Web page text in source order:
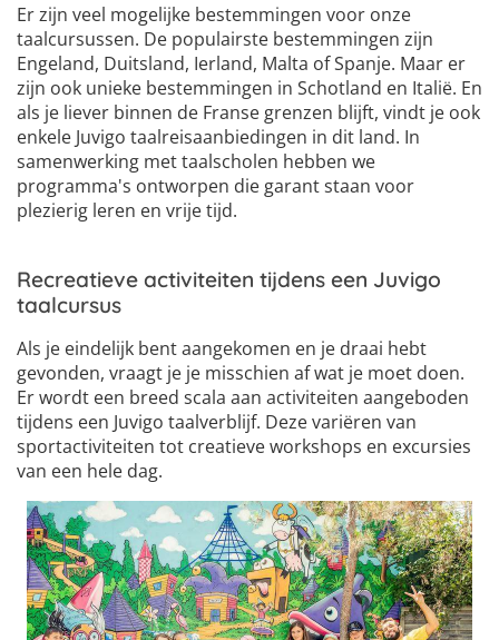
Er zijn veel mogelijke bestemmingen voor onze
taalcursussen. De populairste bestemmingen zijn
Engeland, Duitsland, Ierland, Malta of Spanje. Maar er
zijn ook unieke bestemmingen in Schotland en Italië. En
als je liever binnen de Franse grenzen blijft, vindt je ook
enkele Juvigo taalreisaanbiedingen in dit land. In
samenwerking met taalscholen hebben we
programma's ontworpen die garant staan voor
plezierig leren en vrije tijd.
Recreatieve activiteiten tijdens een Juvigo
taalcursus
Als je eindelijk bent aangekomen en je draai hebt
gevonden, vraagt je je misschien af wat je moet doen.
Er wordt een breed scala aan activiteiten aangeboden
tijdens een Juvigo taalverblijf. Deze variëren van
sportactiviteiten tot creatieve workshops en excursies
van een hele dag.